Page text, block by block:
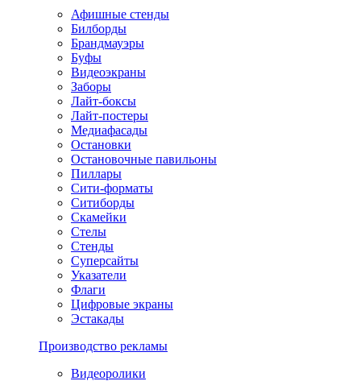
Афишные стенды
Билборды
Брандмауэры
Буфы
Видеоэкраны
Заборы
Лайт-боксы
Лайт-постеры
Медиафасады
Остановки
Остановочные павильоны
Пиллары
Сити-форматы
Ситиборды
Скамейки
Стелы
Стенды
Суперсайты
Указатели
Флаги
Цифровые экраны
Эстакады
Производство рекламы
Видеоролики